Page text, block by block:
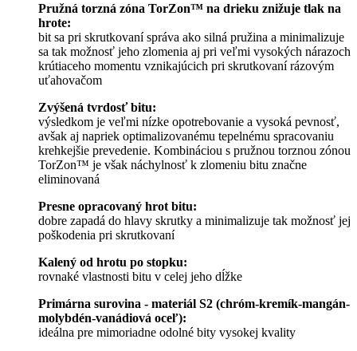
Pružná torzná zóna TorZon™ na drieku znižuje tlak na
hrote:
bit sa pri skrutkovaní správa ako silná pružina a minimalizuje
sa tak možnosť jeho zlomenia aj pri veľmi vysokých nárazoch
krútiaceho momentu vznikajúcich pri skrutkovaní rázovým
uťahovačom
Zvýšená tvrdosť bitu:
výsledkom je veľmi nízke opotrebovanie a vysoká pevnosť,
avšak aj napriek optimalizovanému tepelnému spracovaniu
krehkejšie prevedenie. Kombináciou s pružnou torznou zónou
TorZon™ je však náchylnosť k zlomeniu bitu značne
eliminovaná
Presne opracovaný hrot bitu:
dobre zapadá do hlavy skrutky a minimalizuje tak možnosť jej
poškodenia pri skrutkovaní
Kalený od hrotu po stopku:
rovnaké vlastnosti bitu v celej jeho dĺžke
Primárna surovina - materiál S2 (chróm-kremík-mangán-
molybdén-vanádiová oceľ):
ideálna pre mimoriadne odolné bity vysokej kvality